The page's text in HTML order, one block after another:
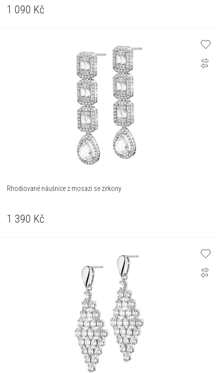
1 090 Kč
Rhodiované náušnice z mosazi se zirkony
1 390 Kč